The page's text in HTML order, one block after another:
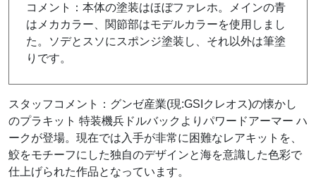
コメント：本体の塗装はほぼファレホ。メインの青
はメカカラー、関節部はモデルカラーを使用しまし
た。ソデとスソにスポンジ塗装し、それ以外は筆塗
りです。
スタッフコメント：グンゼ産業(現:GSIクレオス)の懐かし
のプラキット 特装機兵ドルバックよりパワードアーマー ハ
ークが登場。現在では入手が非常に困難なレアキットを、
鮫をモチーフにした独自のデザインと海を意識した色彩で
仕上げられた作品となっています。